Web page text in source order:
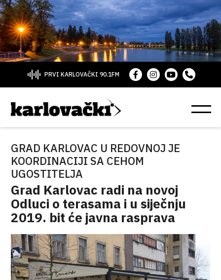
PRVI KARLOVAČKI 90.1FM
GRAD KARLOVAC U REDOVNOJ JE
KOORDINACIJI SA CEHOM
UGOSTITELJA
Grad Karlovac radi na novoj
Odluci o terasama i u siječnju
2019. bit će javna rasprava